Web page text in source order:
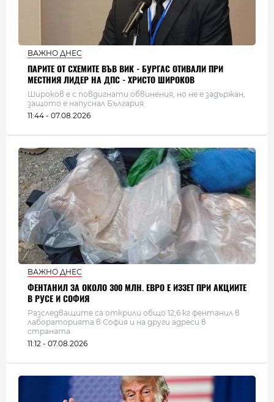
ВАЖНО ДНЕС
ПАРИТЕ ОТ СХЕМИТЕ ВЪВ ВИК - БУРГАС ОТИВАЛИ ПРИ
МЕСТНИЯ ЛИДЕР НА ДПС - ХРИСТО ШИРОКОВ
Широков е с повдигнати обвинения, но не е задържан,
защото е напуснал България
11:44 - 07.08.2026
ВАЖНО ДНЕС
ФЕНТАНИЛ ЗА ОКОЛО 300 МЛН. ЕВРО Е ИЗЗЕТ ПРИ АКЦИИТЕ
В РУСЕ И СОФИЯ
Разследващите са открили общо 12,6 кг фентанил в
лабораторията в София и на други адреси в
страната
11:12 - 07.08.2026